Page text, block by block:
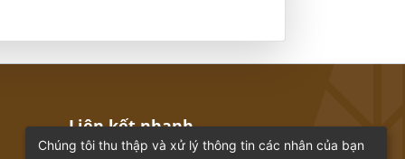
Liên kết nhanh
Chúng tôi thu thập và xử lý thông tin các nhân của bạn